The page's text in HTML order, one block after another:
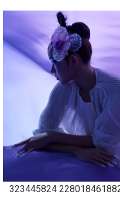
323445824